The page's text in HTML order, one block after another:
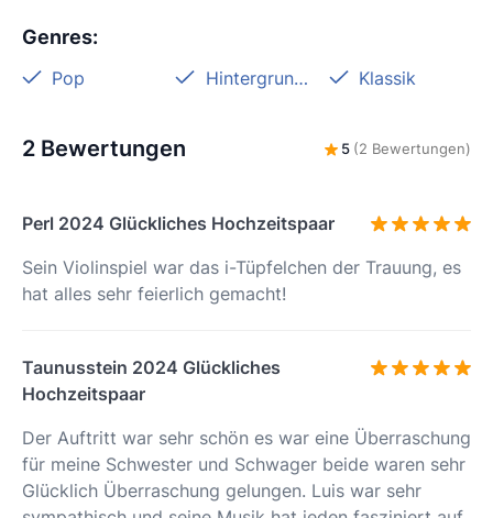
Genres:
Pop Hintergrundmusik Klassik
2 Bewertungen 5 (2 Bewertungen)
Perl 2024 Glückliches Hochzeitspaar
Sein Violinspiel war das i-Tüpfelchen der Trauung, es
hat alles sehr feierlich gemacht!
Taunusstein 2024 Glückliches
Hochzeitspaar
Der Auftritt war sehr schön es war eine Überraschung
für meine Schwester und Schwager beide waren sehr
Glücklich Überraschung gelungen. Luis war sehr